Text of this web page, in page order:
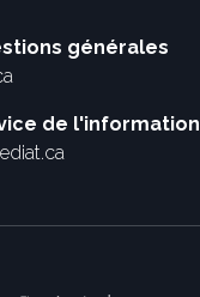
générales
de l'information